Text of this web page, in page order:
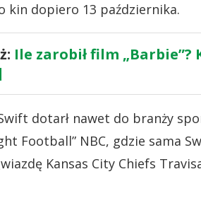
kin dopiero 13 października.
Ile zarobił film
dotarł nawet do branży
Football” NBC, gdzie sama
Kansas City Chiefs